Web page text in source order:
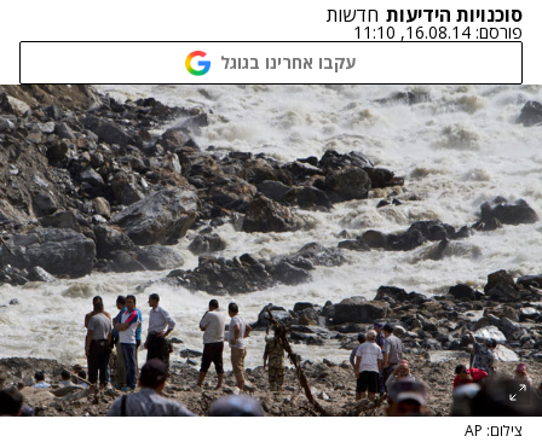
סוכנויות הידיעות חדשות
פורסם: 16.08.14, 11:10
עקבו אחרינו בגוגל
צילום: AP